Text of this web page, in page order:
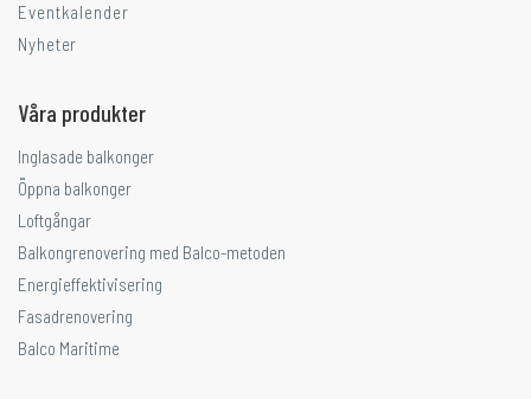
Eventkalender
Nyheter
Våra produkter
Inglasade balkonger
Öppna balkonger
Loftgångar
Balkongrenovering med Balco-metoden
Energieffektivisering
Fasadrenovering
Balco Maritime